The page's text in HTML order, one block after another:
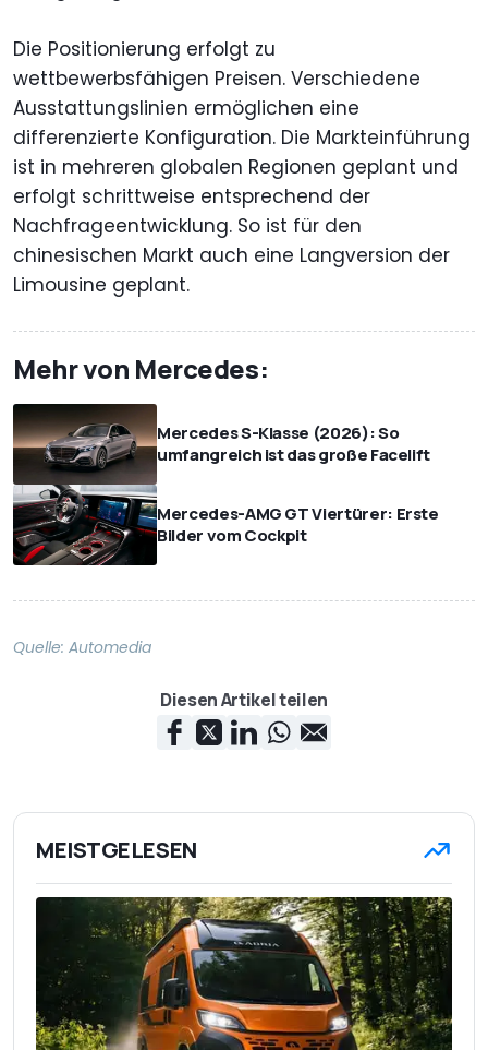
Die Positionierung erfolgt zu
wettbewerbsfähigen Preisen. Verschiedene
Ausstattungslinien ermöglichen eine
differenzierte Konfiguration. Die Markteinführung
ist in mehreren globalen Regionen geplant und
erfolgt schrittweise entsprechend der
Nachfrageentwicklung. So ist für den
chinesischen Markt auch eine Langversion der
Limousine geplant.
Mehr von Mercedes:
Mercedes S-Klasse (2026): So
umfangreich ist das große Facelift
Mercedes-AMG GT Viertürer: Erste
Bilder vom Cockpit
Quelle: Automedia
Diesen Artikel teilen
MEISTGELESEN